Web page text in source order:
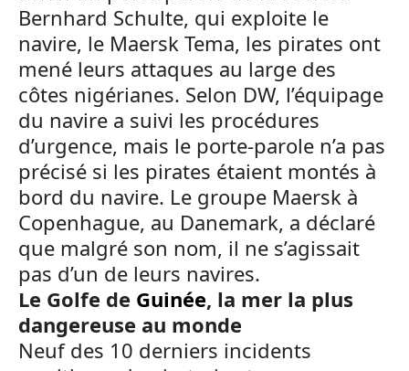
Bernhard Schulte, qui exploite le
navire, le Maersk Tema, les pirates ont
mené leurs attaques au large des
côtes nigérianes. Selon DW, l’équipage
du navire a suivi les procédures
d’urgence, mais le porte-parole n’a pas
précisé si les pirates étaient montés à
bord du navire. Le groupe Maersk à
Copenhague, au Danemark, a déclaré
que malgré son nom, il ne s’agissait
pas d’un de leurs navires.
Le Golfe de Guinée, la mer la plus
dangereuse au monde
Neuf des 10 derniers incidents